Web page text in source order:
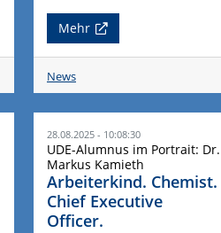
Mehr
News
28.08.2025 - 10:08:30
UDE-Alumnus im Portrait: Dr.
Markus Kamieth
Arbeiterkind. Chemist.
Chief Executive
Officer.